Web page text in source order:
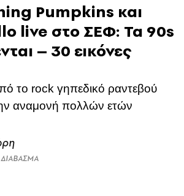
Pumpkins και
live στο ΣΕΦ: Τα 90s
– 30 εικόνες
το rock γηπεδικό ραντεβού
αναμονή πολλών ετών
ΔΙΑΒΑΣΜΑ